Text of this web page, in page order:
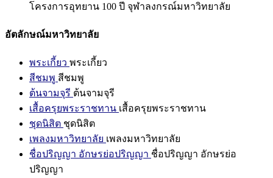
โครงการอุทยาน 100 ปี จุฬาลงกรณ์มหาวิทยาลัย
อัตลักษณ์มหาวิทยาลัย
พระเกี้ยว พระเกี้ยว
สีชมพู สีชมพู
ต้นจามจุรี ต้นจามจุรี
เสื้อครุยพระราชทาน เสื้อครุยพระราชทาน
ชุดนิสิต ชุดนิสิต
เพลงมหาวิทยาลัย เพลงมหาวิทยาลัย
ชื่อปริญญา อักษรย่อปริญญา ชื่อปริญญา อักษรย่อ
ปริญญา